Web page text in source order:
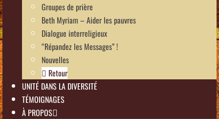
Groupes de prière
Beth Myriam – Aider les pauvres
Dialogue interreligieux
“Répandez les Messages” !
Nouvelles
Retour
UNITÉ DANS LA DIVERSITÉ
TÉMOIGNAGES
À PROPOS